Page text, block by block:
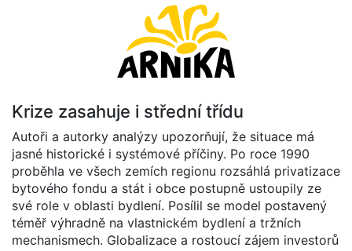
Krize zasahuje i střední třídu
Autoři a autorky analýzy upozorňují, že situace má
jasné historické i systémové příčiny. Po roce 1990
proběhla ve všech zemích regionu rozsáhlá privatizace
bytového fondu a stát i obce postupně ustoupily ze
své role v oblasti bydlení. Posílil se model postavený
téměř výhradně na vlastnickém bydlení a tržních
mechanismech. Globalizace a rostoucí zájem investorů